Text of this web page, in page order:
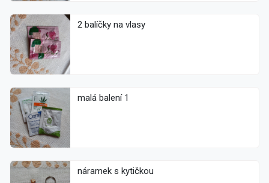
2 balíčky na vlasy
malá balení 1
náramek s kytičkou